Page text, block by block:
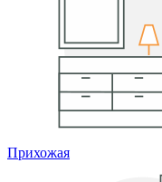
Прихожая